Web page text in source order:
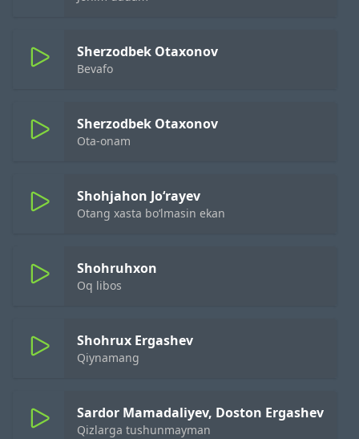
Sherzodbek Otaxonov
Bevafo
Sherzodbek Otaxonov
Ota-onam
Shohjahon Jo‘rayev
Otang xasta bo‘lmasin ekan
Shohruhxon
Oq libos
Shohrux Ergashev
Qiynamang
Sardor Mamadaliyev, Doston Ergashev
Qizlarga tushunmayman